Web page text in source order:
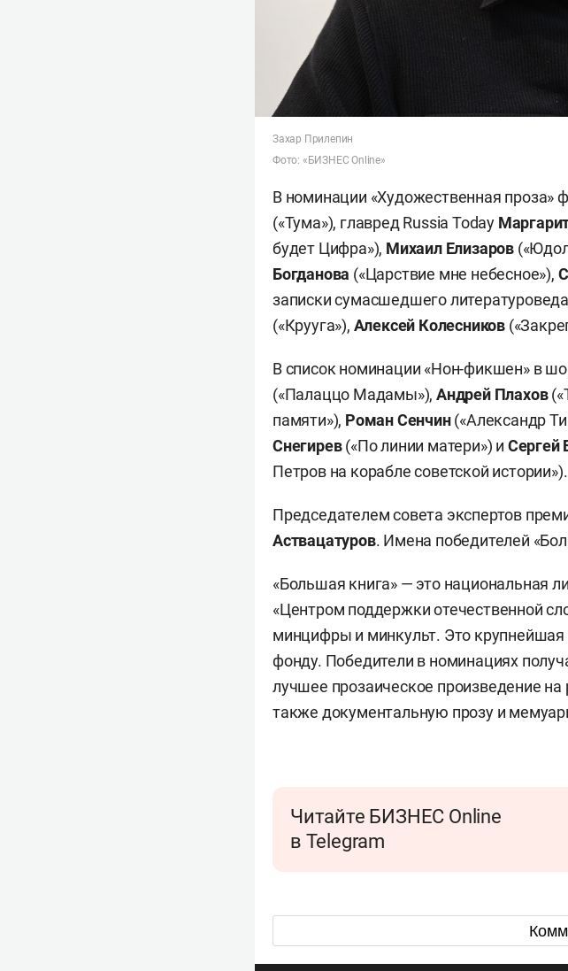
Захар Прилепин
Фото: «БИЗНЕС Online»
В номинации «Художественная проза»
(«Тума»), главред Russia Today
будет Цифра»), Михаил Елизаров
Богданова («Царствие мне небесное»),
записки сумасшедшего
(«Крууга»), Алексей Колесников
В список номинации «Нон-фикшен» в
(«Палаццо Мадамы»), Андрей Плахов
памяти»), Роман Сенчин(«Александр
Снегирев(«По линии матери») и Сергей
Петров на корабле советской истории»).
Председателем совета экспертов
Аствацатуров. Имена победителей
«Большая книга» — это национальная
«Центром поддержки отечественной
минцифры и минкульт. Это крупнейшая
фонду. Победители в номинациях
лучшее прозаическое произведение
также документальную прозу и
Читайте БИЗНЕС Online
в Telegram